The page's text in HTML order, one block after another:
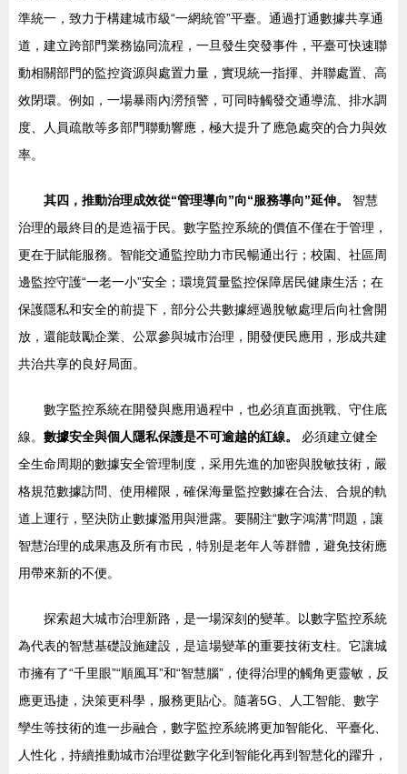
準統一，致力于構建城市級“一網統管”平臺。通過打通數據共享通
道，建立跨部門業務協同流程，一旦發生突發事件，平臺可快速聯
動相關部門的監控資源與處置力量，實現統一指揮、并聯處置、高
效閉環。例如，一場暴雨內澇預警，可同時觸發交通導流、排水調
度、人員疏散等多部門聯動響應，極大提升了應急處突的合力與效
率。
其四，推動治理成效從“管理導向”向“服務導向”延伸。
智慧
治理的最終目的是造福于民。數字監控系統的價值不僅在于管理，
更在于賦能服務。智能交通監控助力市民暢通出行；校園、社區周
邊監控守護“一老一小”安全；環境質量監控保障居民健康生活；在
保護隱私和安全的前提下，部分公共數據經過脫敏處理后向社會開
放，還能鼓勵企業、公眾參與城市治理，開發便民應用，形成共建
共治共享的良好局面。
數字監控系統在開發與應用過程中，也必須直面挑戰、守住底
線。 數據安全與個人隱私保護是不可逾越的紅線。
必須建立健全
全生命周期的數據安全管理制度，采用先進的加密與脫敏技術，嚴
格規范數據訪問、使用權限，確保海量監控數據在合法、合規的軌
道上運行，堅決防止數據濫用與泄露。要關注“數字鴻溝”問題，讓
智慧治理的成果惠及所有市民，特別是老年人等群體，避免技術應
用帶來新的不便。
探索超大城市治理新路，是一場深刻的變革。以數字監控系統
為代表的智慧基礎設施建設，是這場變革的重要技術支柱。它讓城
市擁有了“千里眼”“順風耳”和“智慧腦”，使得治理的觸角更靈敏，反
應更迅捷，決策更科學，服務更貼心。隨著5G、人工智能、數字
孿生等技術的進一步融合，數字監控系統將更加智能化、平臺化、
人性化，持續推動城市治理從數字化到智能化再到智慧化的躍升，